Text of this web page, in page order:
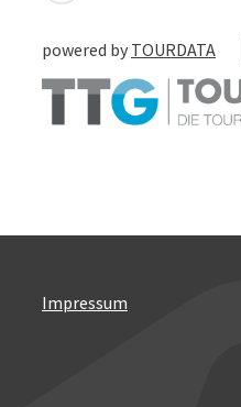
powered by TOURDATA
Impressum